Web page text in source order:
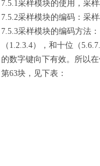
7.5.1采样模块的使用，采
7.5.2采样模块的编码：采
7.5.3采样模块的编码方法
（1.2.3.4），和十位（
的数字键向下有效。所以
第63块，见下表：